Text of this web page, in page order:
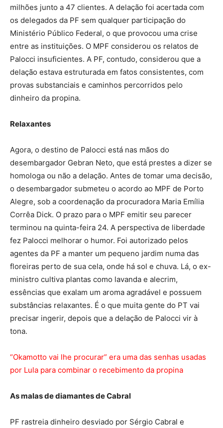
milhões junto a 47 clientes. A delação foi acertada com
os delegados da PF sem qualquer participação do
Ministério Público Federal, o que provocou uma crise
entre as instituições. O MPF considerou os relatos de
Palocci insuficientes. A PF, contudo, considerou que a
delação estava estruturada em fatos consistentes, com
provas substanciais e caminhos percorridos pelo
dinheiro da propina.
Relaxantes
Agora, o destino de Palocci está nas mãos do
desembargador Gebran Neto, que está prestes a dizer se
homologa ou não a delação. Antes de tomar uma decisão,
o desembargador submeteu o acordo ao MPF de Porto
Alegre, sob a coordenação da procuradora Maria Emília
Corrêa Dick. O prazo para o MPF emitir seu parecer
terminou na quinta-feira 24. A perspectiva de liberdade
fez Palocci melhorar o humor. Foi autorizado pelos
agentes da PF a manter um pequeno jardim numa das
floreiras perto de sua cela, onde há sol e chuva. Lá, o ex-
ministro cultiva plantas como lavanda e alecrim,
essências que exalam um aroma agradável e possuem
substâncias relaxantes. É o que muita gente do PT vai
precisar ingerir, depois que a delação de Palocci vir à
tona.
“Okamotto vai lhe procurar” era uma das senhas usadas
por Lula para combinar o recebimento da propina
As malas de diamantes de Cabral
PF rastreia dinheiro desviado por Sérgio Cabral e